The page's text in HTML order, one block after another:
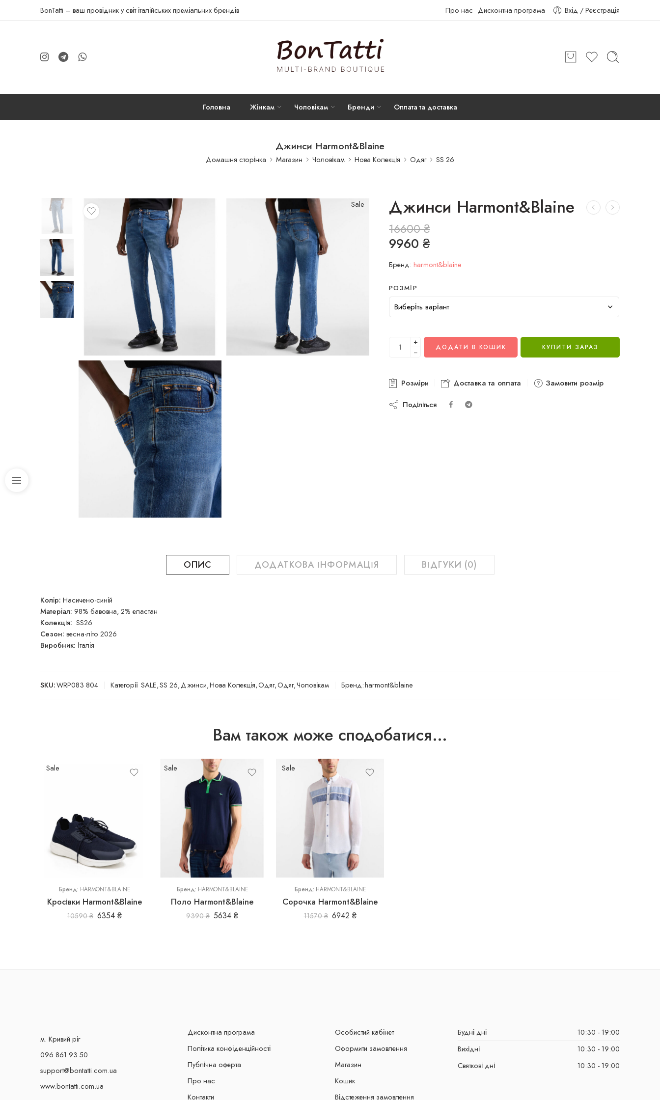
BonTatti – ваш провідник у світ італійських преміальних брендів Про нас Дисконтна програма Вхід / Реєстрація
Головна Жінкам Чоловікам Бренди Оплата та доставка
Джинси Harmont&Blaine
Домашня сторінка Магазин Чоловікам Нова Колекція Одяг SS 26
Sale Джинси Harmont&Blaine
16600₴
9960 ₴
Бренд: harmont&blaine
РОЗМІР
+
−
ДОДАТИ В КОШИК КУПИТИ ЗАРАЗ
Розміри Доставка та оплата Замовити розмір
Поділіться
ОПИС ДОДАТКОВА ІНФОРМАЦІЯ ВІДГУКИ (0)
Колір: Насичено-синій
Матеріал: 98% бавовна, 2% еластан
Колекція: SS26
Сезон: весна-літо 2026
Виробник: Італія
SKU:WRP083 804 Категорії SALE,SS 26,Джинси,Нова Колекція,Одяг,Одяг,Чоловікам Бренд:harmont&blaine
Вам також може сподобатися…
Sale
Бренд: HARMONT&BLAINE
Кросівки Harmont&Blaine
10590₴ 6354 ₴
40
Sale
Бренд: HARMONT&BLAINE
Поло Harmont&Blaine
9390₴ 5634 ₴
M
XL
XXL
Sale
Бренд: HARMONT&BLAINE
Сорочка Harmont&Blaine
11570₴ 6942 ₴
XXL
м. Кривий ріг
096 861 93 50
support@bontatti.com.ua
www.bontatti.com.ua
Дисконтна програма
Політика конфіденційності
Публічна оферта
Про нас
Контакти
Особистий кабінет
Оформити замовлення
Магазин
Кошик
Відстеження замовлення
Будні дні
10:30 - 19:00
Вихідні
10:30 - 19:00
Святкові дні
10:30 - 19:00